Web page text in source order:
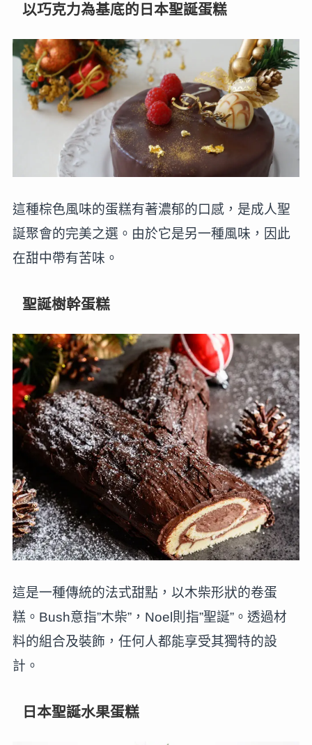
以巧克力為基底的日本聖誕蛋糕
這種棕色風味的蛋糕有著濃郁的口感，是成人聖
誕聚會的完美之選。由於它是另一種風味，因此
在甜中帶有苦味。
聖誕樹幹蛋糕
這是一種傳統的法式甜點，以木柴形狀的卷蛋
糕。Bush意指”木柴”，Noel則指”聖誕”。透過材
料的組合及裝飾，任何人都能享受其獨特的設
計。
日本聖誕水果蛋糕